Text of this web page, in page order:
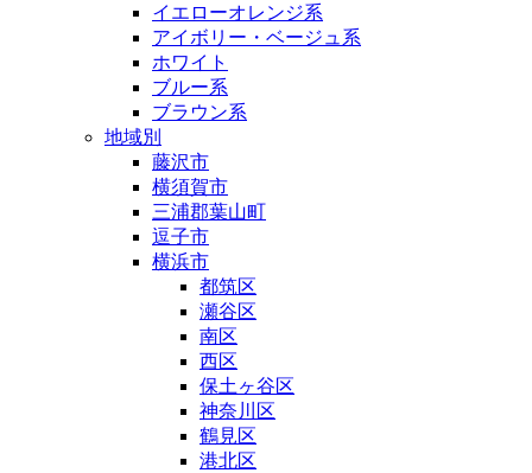
イエローオレンジ系
アイボリー・ベージュ系
ホワイト
ブルー系
ブラウン系
地域別
藤沢市
横須賀市
三浦郡葉山町
逗子市
横浜市
都筑区
瀬谷区
南区
西区
保土ヶ谷区
神奈川区
鶴見区
港北区